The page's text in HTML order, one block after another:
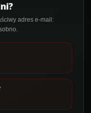
adres e-mail: